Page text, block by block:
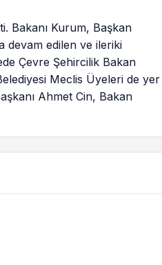
Bakanı Kurum, Başkan
devam edilen ve ileriki
Çevre Şehircilik Bakan
Meclis Üyeleri de yer
Ahmet Cin, Bakan